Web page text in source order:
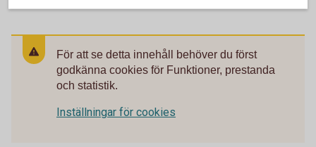
För att se detta innehåll behöver du först
godkänna cookies för Funktioner, prestanda
och statistik.
Inställningar för cookies